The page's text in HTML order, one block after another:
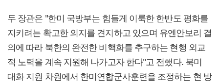
두 장관은 "한미 국방부는 힘들게 이룩한 한반도 평화를
지키려는 확고한 의지를 견지하고 있으며 유엔안보리 결
의에 따라 북한의 완전한 비핵화를 추구하는 현행 외교
적 노력을 계속 지원해 나가고자 한다"고 전했다. 북미
대화 지원 차원에서 한미연합군사훈련을 조정하는 현 방